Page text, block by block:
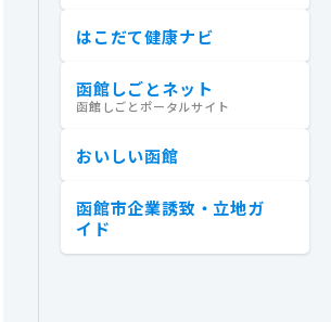
はこだて健康ナビ
函館しごとネット
函館しごとポータルサイト
おいしい函館
函館市企業誘致・立地ガ
イド